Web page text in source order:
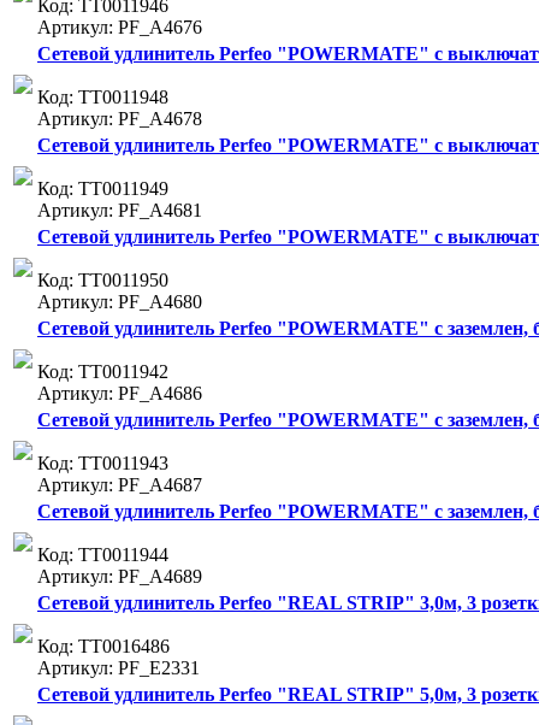
Код: ТТ0011946
Артикул: PF_A4676
Сетевой удлинитель Perfeo "POWERMATE" с
Код: ТТ0011948
Артикул: PF_A4678
Сетевой удлинитель Perfeo "POWERMATE" с
Код: ТТ0011949
Артикул: PF_A4681
Сетевой удлинитель Perfeo "POWERMATE" с
Код: ТТ0011950
Артикул: PF_A4680
Сетевой удлинитель Perfeo "POWERMATE" с заземлен,
Код: ТТ0011942
Артикул: PF_A4686
Сетевой удлинитель Perfeo "POWERMATE" с заземлен,
Код: ТТ0011943
Артикул: PF_A4687
Сетевой удлинитель Perfeo "POWERMATE" с заземлен,
Код: ТТ0011944
Артикул: PF_A4689
Сетевой удлинитель Perfeo "REAL STRIP" 3,0м, 3
Код: ТТ0016486
Артикул: PF_E2331
Сетевой удлинитель Perfeo "REAL STRIP" 5,0м, 3